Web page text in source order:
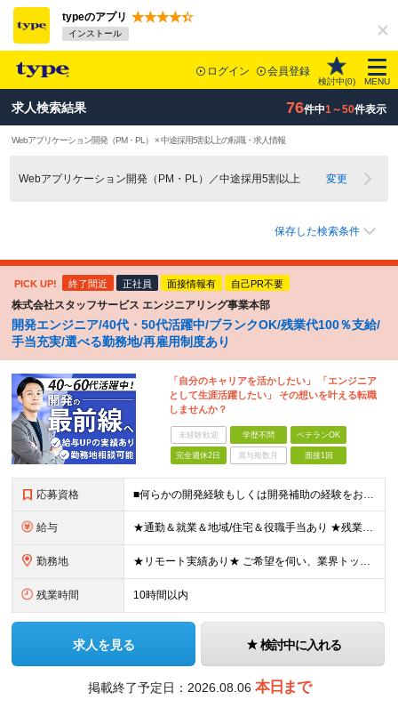
typeのアプリ
インストール
ログイン 会員登録
検討中(0) MENU
求人検索結果 76件中1～50件表示
Webアプリケーション開発（PM・PL） × 中途採用5割以上の転職・求人情報
Webアプリケーション開発（PM・PL）／中途採用5割以上 変更
保存した検索条件
PICK UP! 終了間近 正社員 面接情報有 自己PR不要
株式会社スタッフサービス エンジニアリング事業本部
開発エンジニア/40代・50代活躍中/ブランクOK/残業代100％支給/
手当充実/選べる勤務地/再雇用制度あり
「自分のキャリアを活かしたい」 「エンジニア
として生涯活躍したい」 その想いを叶える転職
しませんか？
未経験歓迎 学歴不問 ベテランOK
完全週休2日 賞与複数月 面接1回
応募資格 ■何らかの開発経験もしくは開発補助の経験をお持ちの方 ■学歴不問 ★ブランクのある方、地方在住の方も大歓迎です！
給与 ★通勤＆就業＆地域/住宅＆役職手当あり ★残業代は全額支給 ★選べる給与制度あり！ ★東京・神奈川・千葉・埼玉勤務の場合 月給23.5万円～55万円＋諸手当 （残業代は全額支給） (20,000円の
勤務地 ★リモート実績あり★ ご希望を伺い、業界トップクラス約7,000件の取引事業所数、90,000件以上のプロジェクトから検討をいたします。 全国の取引先での就業となります（沖縄を除く） ※勤務地
残業時間 10時間以内
求人を見る 検討中に入れる
掲載終了予定日： 2026.08.06 本日まで